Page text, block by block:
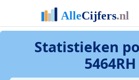
Statistieken
5464RH